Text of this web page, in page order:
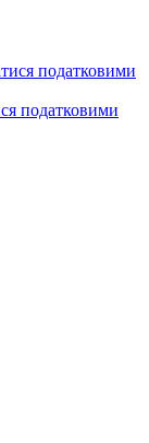
податковими